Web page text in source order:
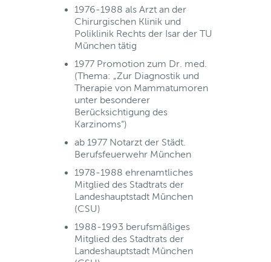
1976-1988 als Arzt an der
Chirurgischen Klinik und
Poliklinik Rechts der Isar der TU
München tätig
1977 Promotion zum Dr. med.
(Thema: „Zur Diagnostik und
Therapie von Mammatumoren
unter besonderer
Berücksichtigung des
Karzinoms“)
ab 1977 Notarzt der Städt.
Berufsfeuerwehr München
1978-1988 ehrenamtliches
Mitglied des Stadtrats der
Landeshauptstadt München
(CSU)
1988-1993 berufsmäßiges
Mitglied des Stadtrats der
Landeshauptstadt München